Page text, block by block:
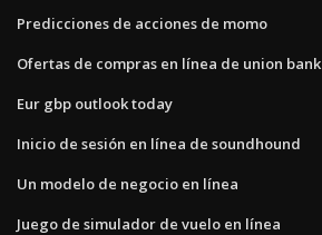
Predicciones de acciones de momo
Ofertas de compras en línea de union bank
Eur gbp outlook today
Inicio de sesión en línea de soundhound
Un modelo de negocio en línea
Juego de simulador de vuelo en línea